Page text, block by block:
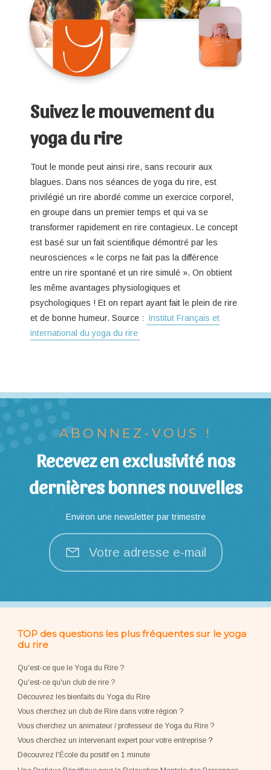
Suivez le mouvement du
yoga du rire
Tout le monde peut ainsi rire, sans recourir aux
blagues. Dans nos séances de yoga du rire, est
privilégié un rire abordé comme un exercice corporel,
en groupe dans un premier temps et qui va se
transformer rapidement en rire contagieux. Le concept
est basé sur un fait scientifique démontré par les
neurosciences « le corps ne fait pas la différence
entre un rire spontané et un rire simulé ». On obtient
les même avantages physiologiques et
psychologiques ! Et on repart ayant fait le plein de rire
et de bonne humeur. Source : Institut Français et
international du yoga du rire
ABONNEZ-VOUS !
Recevez en exclusivité nos
dernières bonnes nouvelles
Environ une newsletter par trimestre
Votre adresse e-mail
TOP des questions les plus fréquentes sur le yoga
du rire
Qu'est-ce que le Yoga du Rire ?
Qu'est-ce qu'un club de rire ?
Découvrez les bienfaits du Yoga du Rire
Vous cherchez un club de Rire dans votre région ?
Vous cherchez un animateur / professeur de Yoga du Rire ?
Vous cherchez un intervenant expert pour votre entreprise?
Découvrez l'École du positif en 1 minute